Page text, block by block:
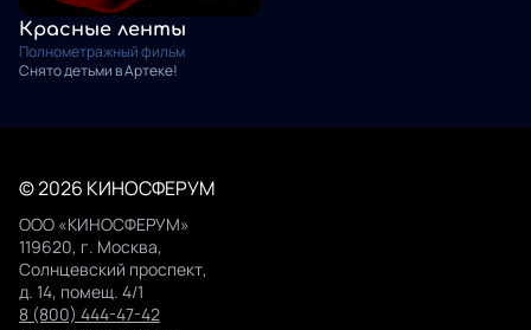
Красные ленты
Полнометражный фильм
Снято детьми в Артеке!
© 2026 КИНОСФЕРУМ
ООО «КИНОСФЕРУМ»
119620, г. Москва,
Солнцевский проспект,
д. 14, помещ. 4/1
8 (800) 444-47-42